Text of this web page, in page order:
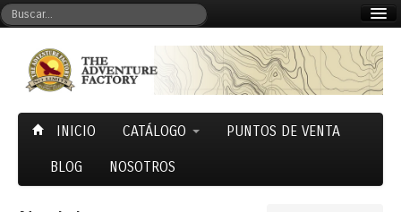
Carrito (0)
INICIO CATÁLOGO PUNTOS DE VENTA
BLOG NOSOTROS